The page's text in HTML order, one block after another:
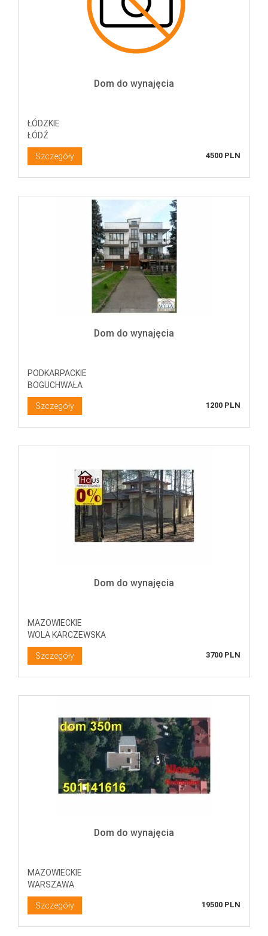
Dom do wynajęcia
ŁÓDZKIE
ŁÓDŹ
Szczegóły 4500 PLN
Dom do wynajęcia
PODKARPACKIE
BOGUCHWAŁA
Szczegóły 1200 PLN
Dom do wynajęcia
MAZOWIECKIE
WOLA KARCZEWSKA
Szczegóły 3700 PLN
Dom do wynajęcia
MAZOWIECKIE
WARSZAWA
Szczegóły 19500 PLN